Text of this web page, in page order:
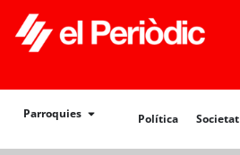
Parroquies Política Societat
Política Societat